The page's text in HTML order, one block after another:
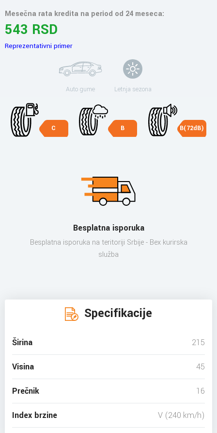
Mesečna rata kredita na period od 24 meseca:
543 RSD
Reprezentativni primer
Auto gume Letnja sezona
C B B(72dB)
Besplatna isporuka
Besplatna isporuka na teritoriji Srbije - Bex kurirska
služba
Specifikacije
Širina 215
Visina 45
Prečnik 16
Index brzine V (240 km/h)